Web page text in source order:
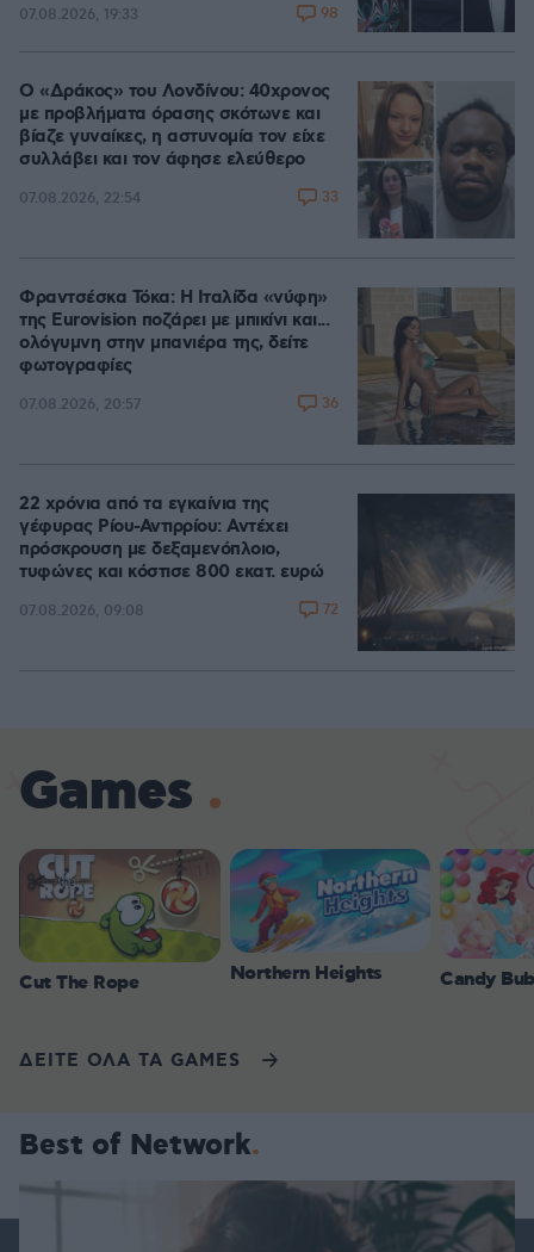
07.08.2026, 19:33 98
Ο «Δράκος» του Λονδίνου: 40χρονος
με προβλήματα όρασης σκότωνε και
βίαζε γυναίκες, η αστυνομία τον είχε
συλλάβει και τον άφησε ελεύθερο
07.08.2026, 22:54 33
Φραντσέσκα Τόκα: Η Ιταλίδα «νύφη»
της Eurovision ποζάρει με μπικίνι και...
ολόγυμνη στην μπανιέρα της, δείτε
φωτογραφίες
07.08.2026, 20:57 36
22 χρόνια από τα εγκαίνια της
γέφυρας Ρίου-Αντιρρίου: Αντέχει
πρόσκρουση με δεξαμενόπλοιο,
τυφώνες και κόστισε 800 εκατ. ευρώ
07.08.2026, 09:08 72
Games
Cut The Rope Northern Heights Candy
ΔΕΙΤΕ ΟΛΑ ΤΑ GAMES
Best of Network